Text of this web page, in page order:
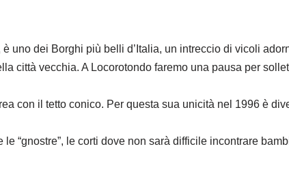
uno dei Borghi più belli d’Italia, un intreccio di vicoli
città vecchia. A Locorotondo faremo una pausa per
con il tetto conico. Per questa sua unicità nel 1996 è
“gnostre”, le corti dove non sarà difficile incontrare